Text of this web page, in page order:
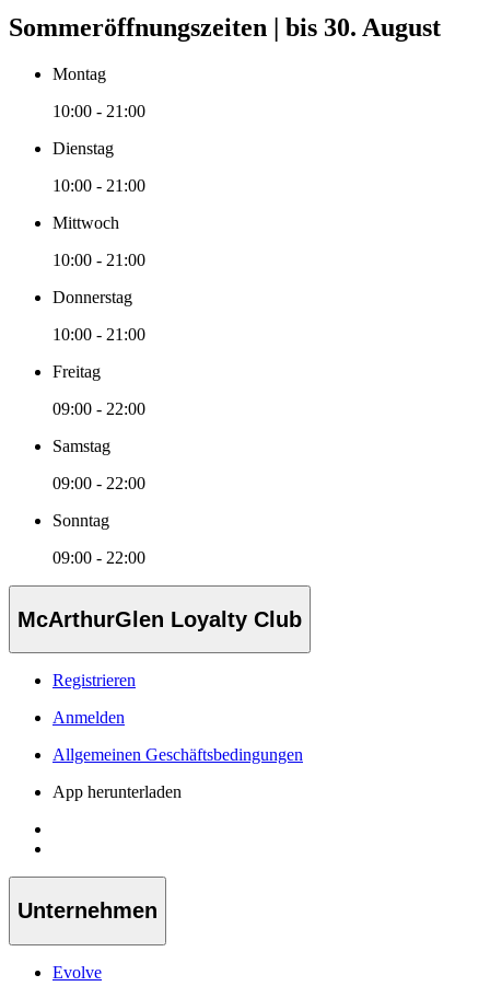
Sommeröffnungszeiten | bis 30. August
Montag
10:00 - 21:00
Dienstag
10:00 - 21:00
Mittwoch
10:00 - 21:00
Donnerstag
10:00 - 21:00
Freitag
09:00 - 22:00
Samstag
09:00 - 22:00
Sonntag
09:00 - 22:00
McArthurGlen Loyalty Club
Registrieren
Anmelden
Allgemeinen Geschäftsbedingungen
App herunterladen
Unternehmen
Evolve